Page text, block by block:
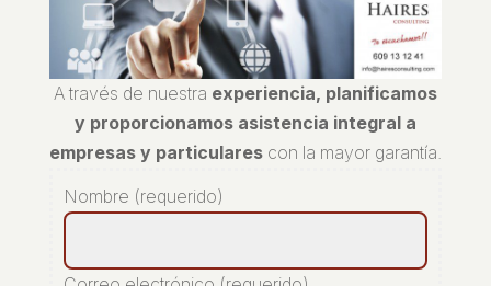
A través de nuestra experiencia, planificamos
y proporcionamos asistencia integral a
empresas y particularescon la mayor garantía.
Nombre (requerido)